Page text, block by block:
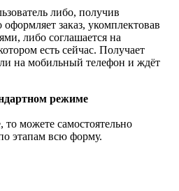
либо, получив
заказ, укомплектовав
либо соглашается на
есть сейчас. Получает
на мобильный телефон и ждёт
режиме
можете самостоятельно
этапам всю форму.